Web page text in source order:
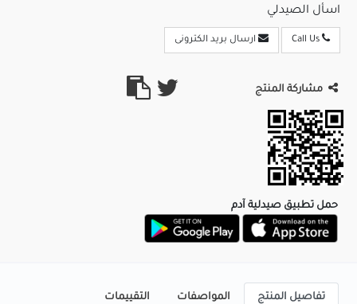
اسأل الصيدلي
ارسال بريد الكترونى
مشاركة المنتج
حمل تطبيق صيدلية آدم
تفاصيل المنتج المواصفات التقييمات